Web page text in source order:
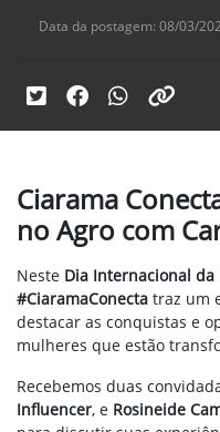
Data da postagem: 08/03/
Ciarama
no Agro com
Neste Dia Internacional
#CiaramaConecta traz um
destacar as conquistas e
mulheres que estão
Recebemos duas
Influencer, e Rosineide